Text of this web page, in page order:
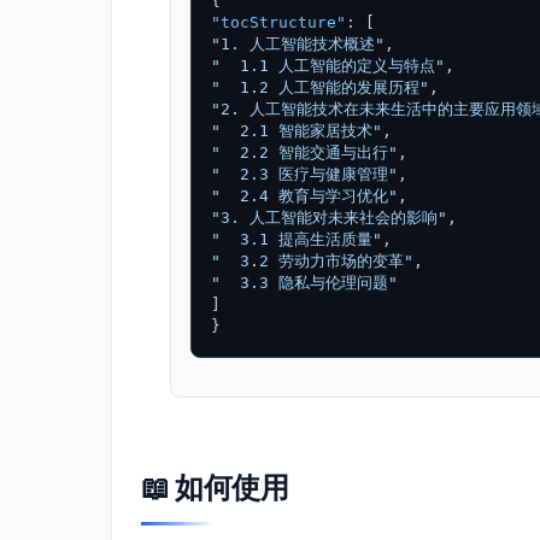
"tocStructure" :
"1. 人工智能技术概述" ,
"  1.1 人工智能的定义与特点" ,
"  1.2 人工智能的发展历程" ,
"2. 人工智能技术在未来生活中的主要应用领
"  2.1 智能家居技术" ,
"  2.2 智能交通与出行" ,
"  2.3 医疗与健康管理" ,
"  2.4 教育与学习优化" ,
"3. 人工智能对未来社会的影响" ,
"  3.1 提高生活质量" ,
"  3.2 劳动力市场的变革" ,
"  3.3 隐私与伦理问题"
}
📖 如何使用